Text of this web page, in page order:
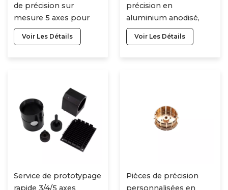
de précision sur
mesure 5 axes pour
pièces en aluminium
(OEM)
Voir Les Détails
précision en
aluminium anodisé,
tournage, fraisage,
pièces sur mesure en
Voir Les Détails
Service de prototypage
rapide 3/4/5 axes
Pièces de précision
personnalisées en